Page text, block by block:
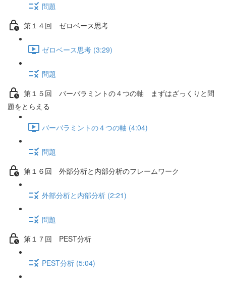
問題
第１４回 ゼロベース思考
ゼロベース思考 (3:29)
問題
第１５回 バーバラミントの４つの軸 まずはざっくりと問
題をとらえる
バーバラミントの４つの軸 (4:04)
問題
第１６回 外部分析と内部分析のフレームワーク
外部分析と内部分析 (2:21)
問題
第１７回 PEST分析
PEST分析 (5:04)